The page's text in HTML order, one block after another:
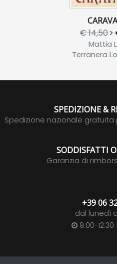
€ 14,50
Mattia
Terranera
SPEDIZIONE &
Spedizione nazionale gratuita
SODDISFATTI
Garanzia di
+39 06
dal lunedì
9:00-12:30